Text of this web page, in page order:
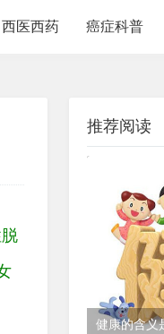
西医西药 癌症科普
推荐阅读
健康的含义